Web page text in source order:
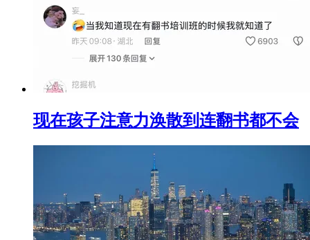
现在孩子注意力涣散到连翻书都不会